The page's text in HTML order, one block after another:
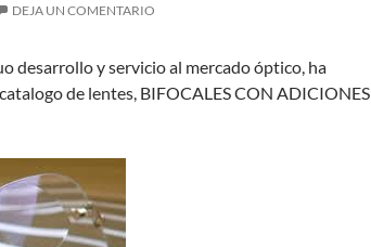
DEJA UN COMENTARIO
desarrollo y servicio al mercado óptico, ha
de lentes, BIFOCALES CON ADICIONES